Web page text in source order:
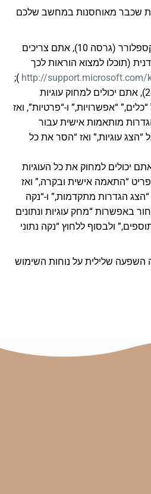
שכבר מאוחסנות במחשב שלכם
בדפדפן אינטרנט אקספלורר (גרסה 10), אתם צריכים
(תוכלו למצוא הוראות לכך
http://support.microsoft.com/
);
בפיירפוקס (גרסה 24), אתם יכולים למחוק עוגיות
“אפשרויות,” ו-“פרטיות”, ואז
מותאמות אישית עבור
“הצג עוגיות,” ואז “הסר את כל
(גרסה 29), אתם יכולים למחוק את כל העוגיות
“התאמה אישית ובקרה,” ואז
הגדרות מתקדמות,” ו-“נקה
באפשרות “מחק עוגיות ונתונים
ולבסוף ללחוץ “נקה נתוני
השפעה שלילית על נוחות השימוש